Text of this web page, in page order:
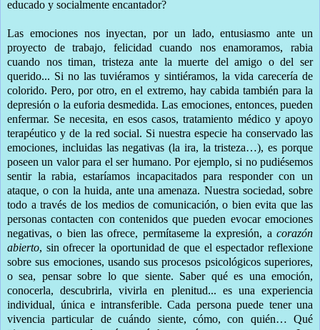
educado y socialmente encantador?
Las emociones nos inyectan, por un lado, entusiasmo ante un
proyecto de trabajo, felicidad cuando nos enamoramos, rabia
cuando nos timan, tristeza ante la muerte del amigo o del ser
querido... Si no las tuviéramos y sintiéramos, la vida carecería de
colorido. Pero, por otro, en el extremo, hay cabida también para la
depresión o la euforia desmedida. Las emociones, entonces, pueden
enfermar. Se necesita, en esos casos, tratamiento médico y apoyo
terapéutico y de la red social. Si nuestra especie ha conservado las
emociones, incluidas las negativas (la ira, la tristeza…), es porque
poseen un valor para el ser humano. Por ejemplo, si no pudiésemos
sentir la rabia, estaríamos incapacitados para responder con un
ataque, o con la huida, ante una amenaza. Nuestra sociedad, sobre
todo a través de los medios de comunicación, o bien evita que las
personas contacten con contenidos que pueden evocar emociones
negativas, o bien las ofrece, permítaseme la expresión, a corazón
abierto, sin ofrecer la oportunidad de que el espectador reflexione
sobre sus emociones, usando sus procesos psicológicos superiores,
o sea, pensar sobre lo que siente. Saber qué es una emoción,
conocerla, descubrirla, vivirla en plenitud... es una experiencia
individual, única e intransferible. Cada persona puede tener una
vivencia particular de cuándo siente, cómo, con quién… Qué